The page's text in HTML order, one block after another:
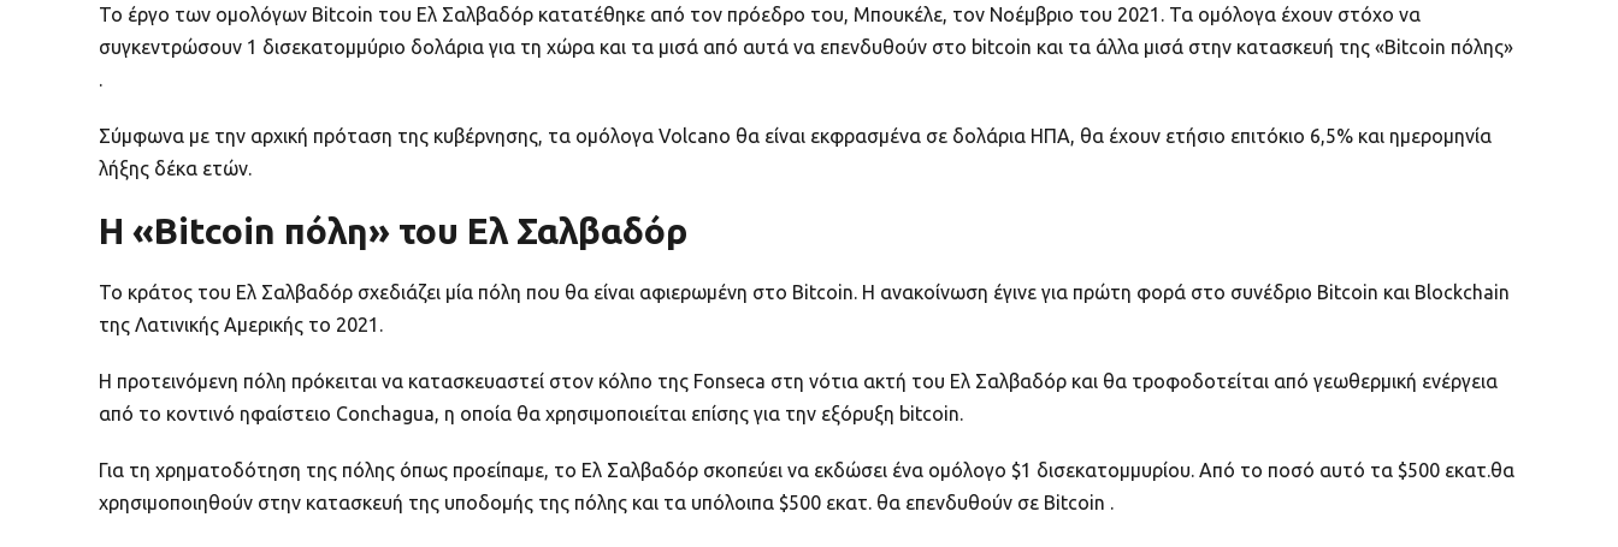
Το έργο των ομολόγων Bitcoin του Ελ Σαλβαδόρ κατατέθηκε από τον πρόεδρο του, Μπουκέλε, τον Νοέμβριο του 2021. Τα ομόλογα έχουν στόχο να
συγκεντρώσουν 1 δισεκατομμύριο δολάρια για τη χώρα και τα μισά από αυτά να επενδυθούν στο bitcoin και τα άλλα μισά στην κατασκευή της «Bitcoin πόλης»
.
Σύμφωνα με την αρχική πρόταση της κυβέρνησης, τα ομόλογα Volcano θα είναι εκφρασμένα σε δολάρια ΗΠΑ, θα έχουν ετήσιο επιτόκιο 6,5% και ημερομηνία
λήξης δέκα ετών.
Η «Bitcoin πόλη» του Ελ Σαλβαδόρ
Το κράτος του Ελ Σαλβαδόρ σχεδιάζει μία πόλη που θα είναι αφιερωμένη στο Bitcoin. Η ανακοίνωση έγινε για πρώτη φορά στο συνέδριο Bitcoin και Blockchain
της Λατινικής Αμερικής το 2021.
Η προτεινόμενη πόλη πρόκειται να κατασκευαστεί στον κόλπο της Fonseca στη νότια ακτή του Ελ Σαλβαδόρ και θα τροφοδοτείται από γεωθερμική ενέργεια
από το κοντινό ηφαίστειο Conchagua, η οποία θα χρησιμοποιείται επίσης για την εξόρυξη bitcoin.
Για τη χρηματοδότηση της πόλης όπως προείπαμε, το Ελ Σαλβαδόρ σκοπεύει να εκδώσει ένα ομόλογο $1 δισεκατομμυρίου. Από το ποσό αυτό τα $500 εκατ.θα
χρησιμοποιηθούν στην κατασκευή της υποδομής της πόλης και τα υπόλοιπα $500 εκατ. θα επενδυθούν σε Bitcoin .